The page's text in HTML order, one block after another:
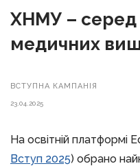
ХНМУ –
медичних
ВСТУПНА КАМПАНІЯ
23.04.2025
На освітній платформі
Вступ 2025) обрано